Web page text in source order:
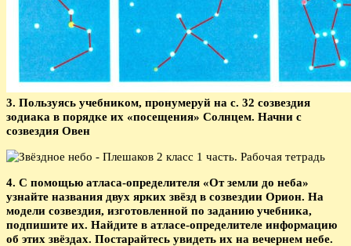
3. Пользуясь учебником, пронумеруй на с. 32 созвездия
зодиака в порядке их «посещения» Солнцем. Начни с
созвездия Овен
4. С помощью атласа-определителя «От земли до неба»
узнайте названия двух ярких звёзд в созвездии Орион. На
модели созвездия, изготовленной по заданию учебника,
подпишите их. Найдите в атласе-определителе информацию
об этих звёздах. Постарайтесь увидеть их на вечернем небе.